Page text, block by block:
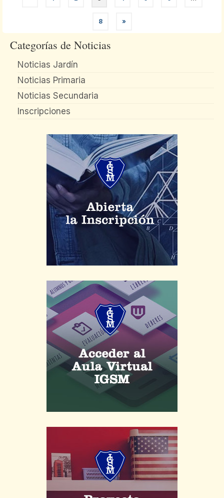
8 »
Categorías de Noticias
Noticias Jardín
Noticias Primaria
Noticias Secundaria
Inscripciones